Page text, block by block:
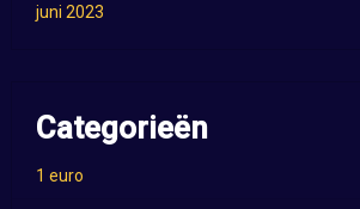
juni 2023
Categorieën
1 euro